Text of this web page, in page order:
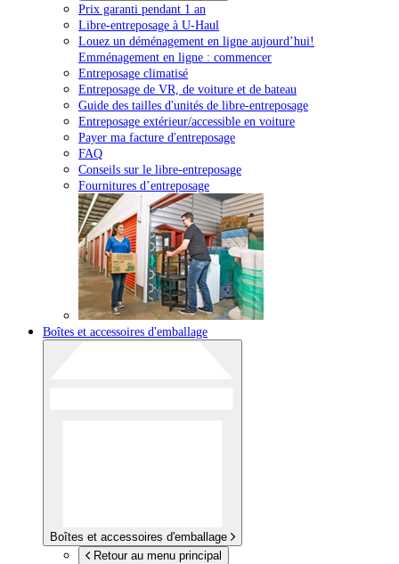
Prix garanti pendant 1 an
Libre-entreposage à U-Haul
Louez un déménagement en ligne aujourd’hui!
Emménagement en ligne : commencer
Entreposage climatisé
Entreposage de VR, de voiture et de bateau
Guide des tailles d'unités de libre-entreposage
Entreposage extérieur/accessible en voiture
Payer ma facture d'entreposage
FAQ
Conseils sur le libre-entreposage
Fournitures d’entreposage
Boîtes et accessoires d'emballage
Boîtes et accessoires d'emballage
Retour au menu principal